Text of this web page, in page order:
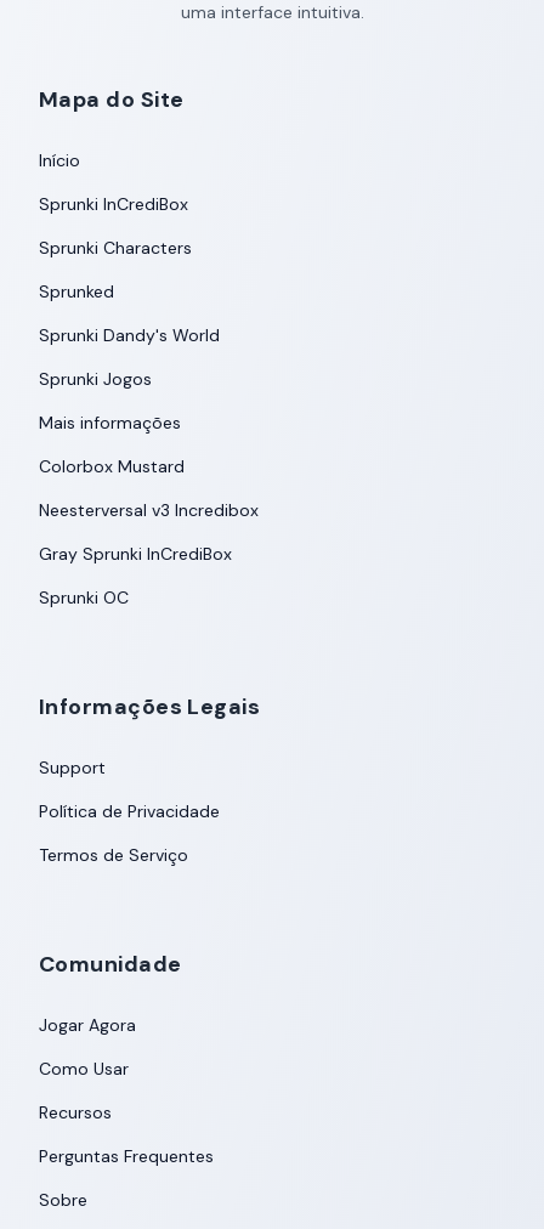
uma interface intuitiva.
Mapa do Site
Início
Sprunki InCrediBox
Sprunki Characters
Sprunked
Sprunki Dandy's World
Sprunki Jogos
Mais informações
Colorbox Mustard
Neesterversal v3 Incredibox
Gray Sprunki InCrediBox
Sprunki OC
Informações Legais
Support
Política de Privacidade
Termos de Serviço
Comunidade
Jogar Agora
Como Usar
Recursos
Perguntas Frequentes
Sobre